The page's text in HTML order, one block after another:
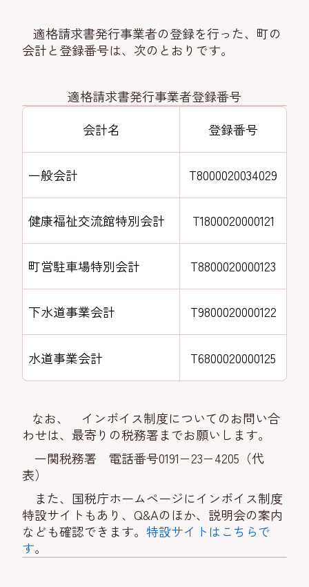
適格請求書発行事業者の登録を行った、町の
会計と登録番号は、次のとおりです。
適格請求書発行事業者登録番号
会計名
登録番号
一般会計 T8000020034029
健康福祉交流館特別会計 T1800020000121
町営駐車場特別会計 T8800020000123
下水道事業会計 T9800020000122
水道事業会計 T6800020000125
なお、 インボイス制度についてのお問い合
わせは、最寄りの税務署までお願いします。
一関税務署 電話番号0191−23−4205（代
表）
また、国税庁ホームページにインボイス制度
特設サイトもあり、Q&Aのほか、説明会の案内
なども確認できます。 特設サイトはこちらで
す。